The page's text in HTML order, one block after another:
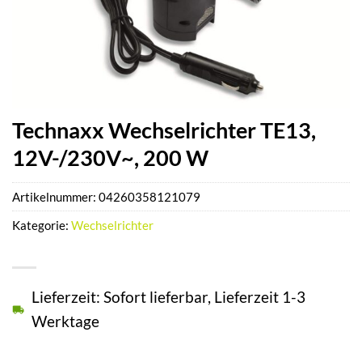
Technaxx Wechselrichter TE13,
12V-/230V~, 200 W
Lieferzeit: Sofort lieferbar, Lieferzeit 1-3
Werktage
Artikelnummer: 04260358121079
Kategorie: Wechselrichter